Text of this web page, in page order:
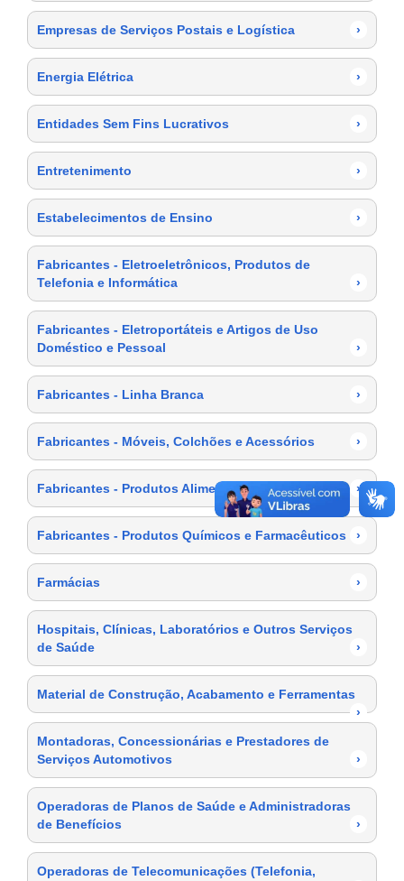
Empresas de Serviços Postais e Logística ›
Energia Elétrica ›
Entidades Sem Fins Lucrativos ›
Entretenimento ›
Estabelecimentos de Ensino ›
Fabricantes - Eletroeletrônicos, Produtos de
Telefonia e Informática
›
Fabricantes - Eletroportáteis e Artigos de Uso
Doméstico e Pessoal
›
Fabricantes - Linha Branca ›
Fabricantes - Móveis, Colchões e Acessórios ›
Fabricantes - Produtos Alimentícios ›
Fabricantes - Produtos Químicos e Farmacêuticos ›
Farmácias ›
Hospitais, Clínicas, Laboratórios e Outros Serviços
de Saúde
›
Material de Construção, Acabamento e Ferramentas
›
Montadoras, Concessionárias e Prestadores de
Serviços Automotivos
›
Operadoras de Planos de Saúde e Administradoras
de Benefícios
›
Operadoras de Telecomunicações (Telefonia,